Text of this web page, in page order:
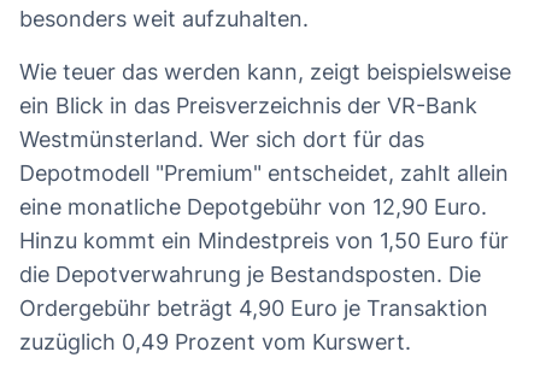
besonders weit aufzuhalten.
Wie teuer das werden kann, zeigt beispielsweise
ein Blick in das Preisverzeichnis der VR-Bank
Westmünsterland. Wer sich dort für das
Depotmodell "Premium" entscheidet, zahlt allein
eine monatliche Depotgebühr von 12,90 Euro.
Hinzu kommt ein Mindestpreis von 1,50 Euro für
die Depotverwahrung je Bestandsposten. Die
Ordergebühr beträgt 4,90 Euro je Transaktion
zuzüglich 0,49 Prozent vom Kurswert.